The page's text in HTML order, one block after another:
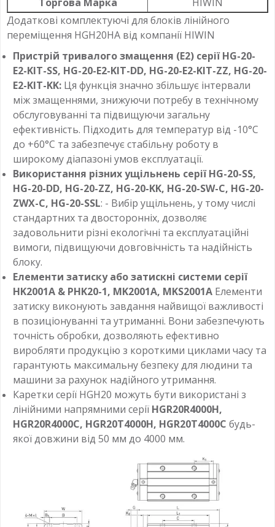
Додаткові комплектуючі для блоків лінійного
переміщення HGH20HA від компанії HIWIN
Пристрій тривалого змащення (E2) серії HG-20-
E2-KIT-SS, HG-20-E2-KIT-DD, HG-20-E2-KIT-ZZ, HG-20-
E2-KIT-KK: Ця функція значно збільшує інтервали
між змащеннями, знижуючи потребу в технічному
обслуговуванні та підвищуючи загальну
ефективність. Підходить для температур від -10°C
до +60°C та забезпечує стабільну роботу в
широкому діапазоні умов експлуатації.
Використання різних ущільнень серії HG-20-SS,
HG-20-DD, HG-20-ZZ, HG-20-KK, HG-20-SW-C, HG-20-
ZWX-C, HG-20-SSL: - Вибір ущільнень, у тому числі
стандартних та двосторонніх, дозволяє
задовольнити різні екологічні та експлуатаційні
вимоги, підвищуючи довговічність та надійність
блоку.
Елементи затиску або затискні системи серії
HK2001A & PHK20-1, MK2001A, MKS2001A Елементи
затиску виконують завдання найвищої важливості
в позиціонуванні та утриманні. Вони забезпечують
точність обробки, дозволяють ефективно
виробляти продукцію з короткими циклами часу та
гарантують максимальну безпеку для людини та
машини за рахунок надійного утримання.
Каретки серії HGH20 можуть бути використані з
лінійними напрямними серії HGR20R4000H,
HGR20R4000C, HGR20T4000H, HGR20T4000C будь-
якої довжини від 50 мм до 4000 мм.